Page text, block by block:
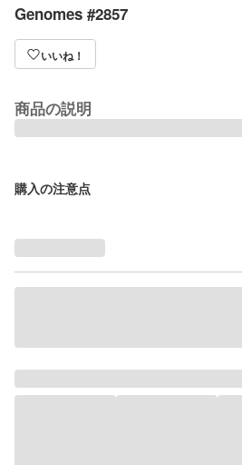
Genomes #2857
いいね！
商品の説明
購入の注意点